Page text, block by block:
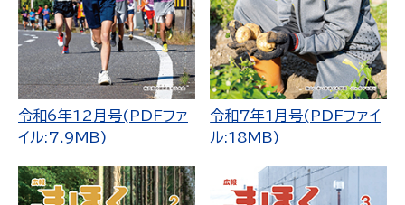
令和6年12月号(PDFファ
イル:7.9MB)
令和7年1月号(PDFファイ
ル:18MB)